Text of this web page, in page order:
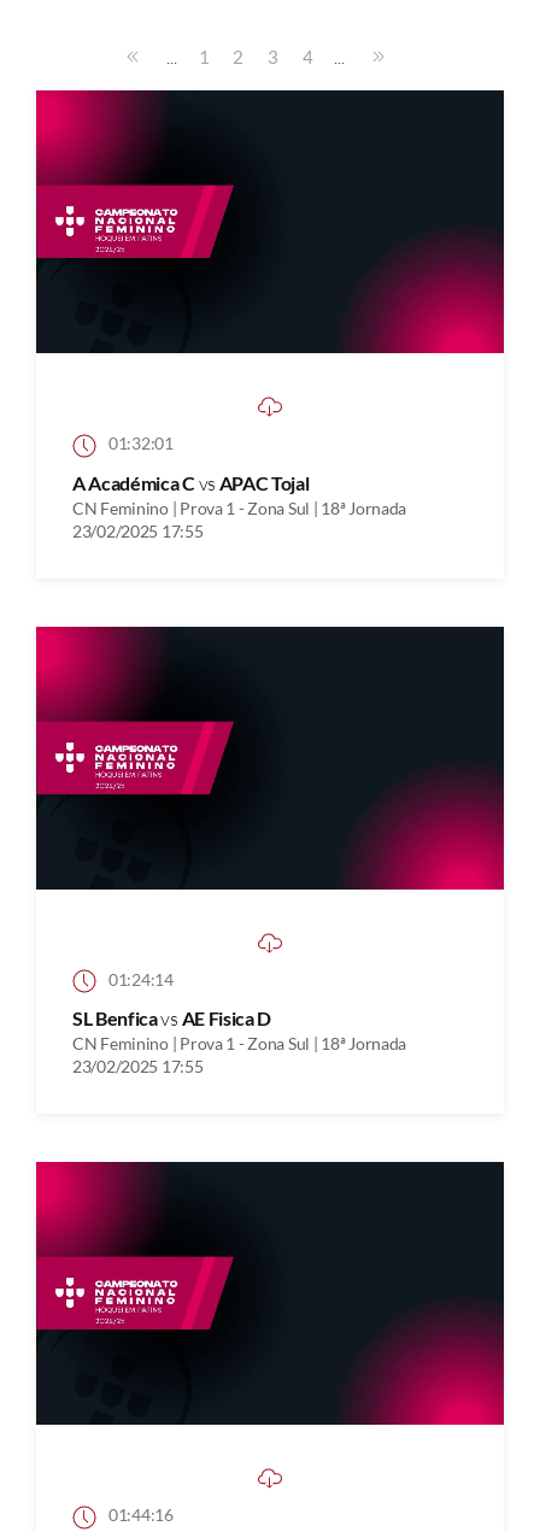
... 1 2 3 4 ...
01:32:01
A Académica Cvs APAC Tojal
CN Feminino | Prova 1 - Zona Sul | 18ª Jornada
23/02/2025 17:55
01:24:14
SL Benficavs AE Fisica D
CN Feminino | Prova 1 - Zona Sul | 18ª Jornada
23/02/2025 17:55
01:44:16